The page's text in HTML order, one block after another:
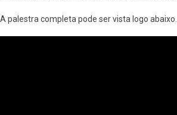
A palestra completa pode ser vista logo abaixo.